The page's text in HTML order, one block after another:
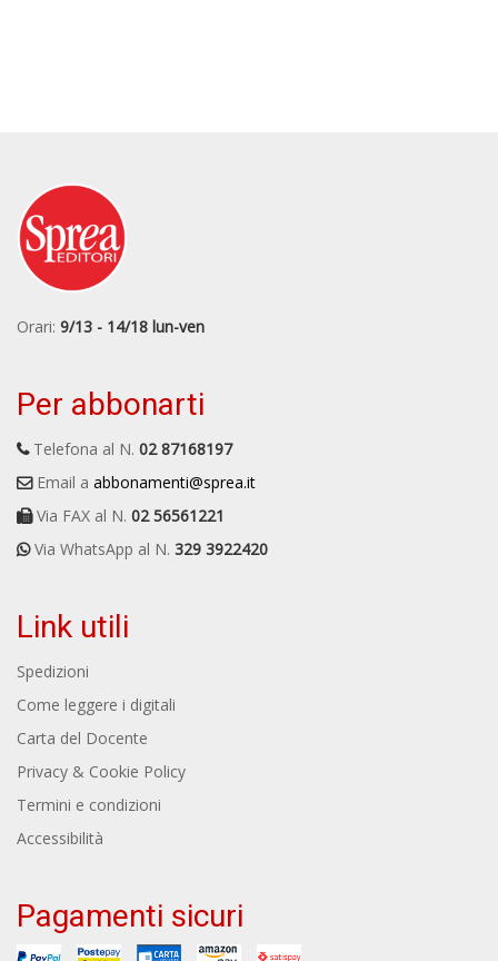
Orari: 9/13 - 14/18 lun-ven
Per abbonarti
Telefona al N. 02 87168197
Email a abbonamenti@sprea.it
Via FAX al N. 02 56561221
Via WhatsApp al N. 329 3922420
Link utili
Spedizioni
Come leggere i digitali
Carta del Docente
Privacy & Cookie Policy
Termini e condizioni
Accessibilità
Pagamenti sicuri